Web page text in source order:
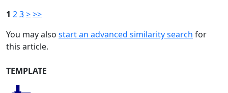
1 23>>>
You may also start an advanced similarity search for
this article.
TEMPLATE